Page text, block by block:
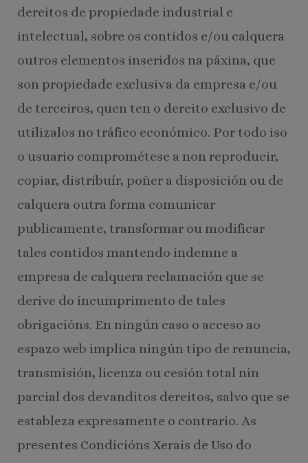
dereitos de propiedade industrial e
intelectual, sobre os contidos e/ou calquera
outros elementos inseridos na páxina, que
son propiedade exclusiva da empresa e/ou
de terceiros, quen ten o dereito exclusivo de
utilizalos no tráfico económico. Por todo iso
o usuario comprométese a non reproducir,
copiar, distribuír, poñer a disposición ou de
calquera outra forma comunicar
publicamente, transformar ou modificar
tales contidos mantendo indemne a
empresa de calquera reclamación que se
derive do incumprimento de tales
obrigacións. En ningún caso o acceso ao
espazo web implica ningún tipo de renuncia,
transmisión, licenza ou cesión total nin
parcial dos devanditos dereitos, salvo que se
estableza expresamente o contrario. As
presentes Condicións Xerais de Uso do